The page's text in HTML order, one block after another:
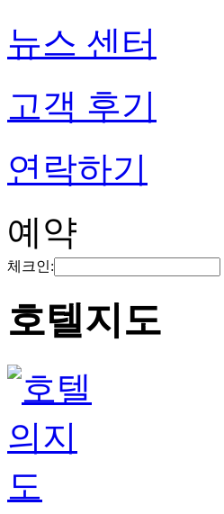
뉴스 센터
고객 후기
연락하기
예약
체크인:
호텔지도